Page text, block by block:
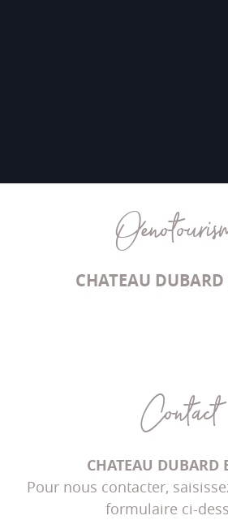
CHATEAU
Contact
CHATEAU DUBARD
Pour nous contacter,
formulaire ci-